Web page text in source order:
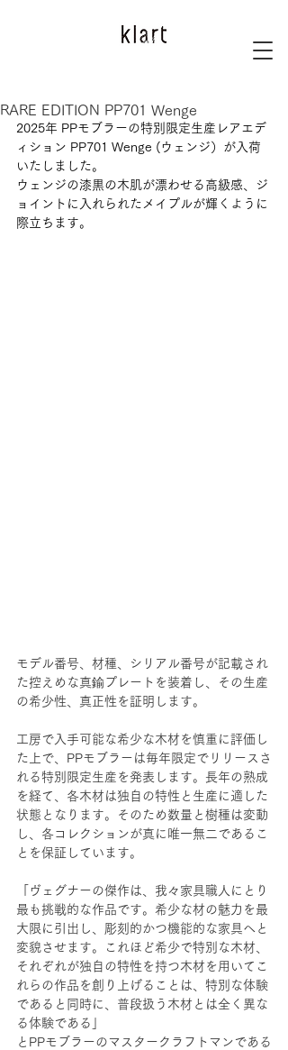
RARE EDITION PP701 Wenge
2025年 PPモブラーの特別限定生産レアエデ
ィション PP701 Wenge (ウェンジ）が入荷
いたしました。
ウェンジの漆黒の木肌が漂わせる高級感、ジ
ョイントに入れられたメイプルが輝くように
際立ちます。
モデル番号、材種、シリアル番号が記載され
た控えめな真鍮プレートを装着し、その生産
の希少性、真正性を証明します。
工房で入手可能な希少な木材を慎重に評価し
た上で、PPモブラーは毎年限定でリリースさ
れる特別限定生産を発表します。長年の熟成
を経て、各木材は独自の特性と生産に適した
状態となります。そのため数量と樹種は変動
し、各コレクションが真に唯一無二であるこ
とを保証しています。
「ヴェグナーの傑作は、我々家具職人にとり
最も挑戦的な作品です。希少な材の魅力を最
大限に引出し、彫刻的かつ機能的な家具へと
変貌させます。これほど希少で特別な木材、
それぞれが独自の特性を持つ木材を用いてこ
れらの作品を創り上げることは、特別な体験
であると同時に、普段扱う木材とは全く異な
る体験である」
とPPモブラーのマスタークラフトマンである